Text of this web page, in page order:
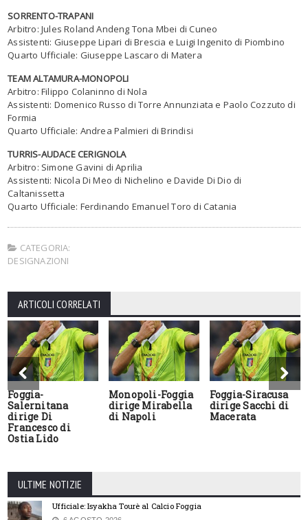
SORRENTO-TRAPANI
Arbitro: Jules Roland Andeng Tona Mbei di Cuneo
Assistenti: Giuseppe Lipari di Brescia e Luigi Ingenito di Piombino
Quarto Ufficiale: Giuseppe Lascaro di Matera
TEAM ALTAMURA-MONOPOLI
Arbitro: Filippo Colaninno di Nola
Assistenti: Domenico Russo di Torre Annunziata e Paolo Cozzuto di
Formia
Quarto Ufficiale: Andrea Palmieri di Brindisi
TURRIS-AUDACE CERIGNOLA
Arbitro: Simone Gavini di Aprilia
Assistenti: Nicola Di Meo di Nichelino e Davide Di Dio di
Caltanissetta
Quarto Ufficiale: Ferdinando Emanuel Toro di Catania
CATEGORIA:
DESIGNAZIONI
ARTICOLI CORRELATI
Foggia-
Salernitana
dirige Di
Francesco di
Ostia Lido
Monopoli-Foggia
dirige Mirabella
di Napoli
Foggia-Siracusa
dirige Sacchi di
Macerata
ULTIME NOTIZIE
Ufficiale: Isyakha Tourè al Calcio Foggia